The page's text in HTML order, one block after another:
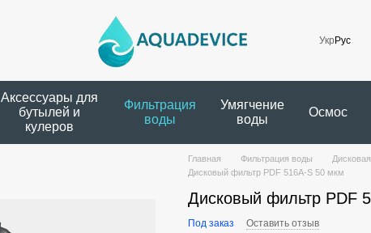
Укр Рус
Аксессуары для
бутылей и
кулеров
Фильтрация
воды
Умягчение
воды
Осмос
Главная Фильтрация воды
Дисковый фильтр PDF 516A-S 50 мкм
Дисковый фильтр PDF
Под заказ Оставить отзыв